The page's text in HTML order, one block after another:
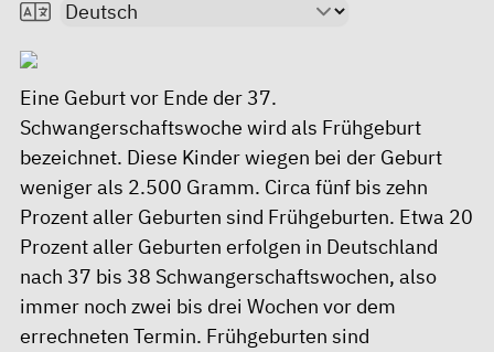
Eine Geburt vor Ende der 37.
Schwangerschaftswoche wird als Frühgeburt
bezeichnet. Diese Kinder wiegen bei der Geburt
weniger als 2.500 Gramm. Circa fünf bis zehn
Prozent aller Geburten sind Frühgeburten. Etwa 20
Prozent aller Geburten erfolgen in Deutschland
nach 37 bis 38 Schwangerschaftswochen, also
immer noch zwei bis drei Wochen vor dem
errechneten Termin. Frühgeburten sind